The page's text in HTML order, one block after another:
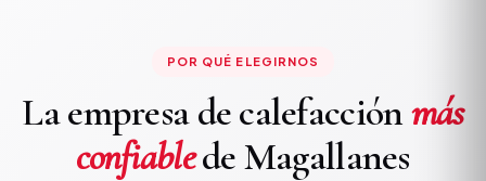
POR QUÉ ELEGIRNOS
La empresa de calefacciónmás
confiablede Magallanes